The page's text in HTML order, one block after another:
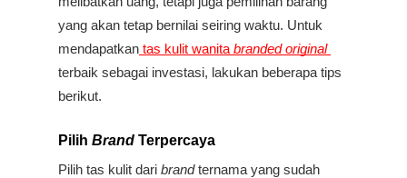
yang akan tetap bernilai seiring waktu. Untuk
mendapatkan tas kulit wanita branded original
terbaik sebagai investasi, lakukan beberapa tips
berikut.
Pilih Brand Terpercaya
Pilih tas kulit dari brand ternama yang sudah